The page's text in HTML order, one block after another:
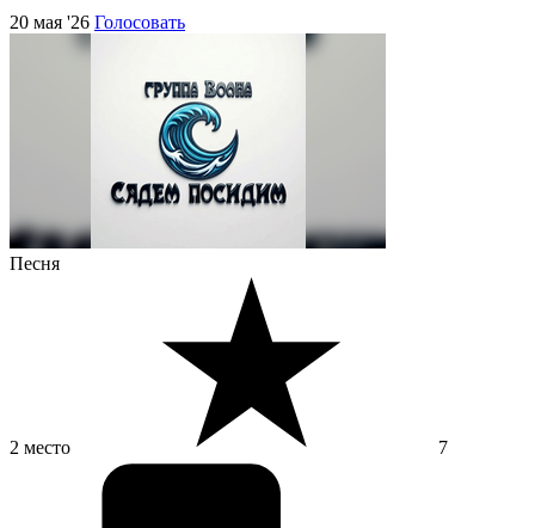
20 мая '26 Голосовать
Песня
2 место 7